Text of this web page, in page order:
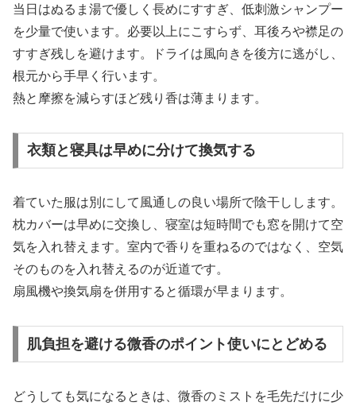
当日はぬるま湯で優しく長めにすすぎ、低刺激シャンプー
を少量で使います。必要以上にこすらず、耳後ろや襟足の
すすぎ残しを避けます。ドライは風向きを後方に逃がし、
根元から手早く行います。
熱と摩擦を減らすほど残り香は薄まります。
衣類と寝具は早めに分けて換気する
着ていた服は別にして風通しの良い場所で陰干しします。
枕カバーは早めに交換し、寝室は短時間でも窓を開けて空
気を入れ替えます。室内で香りを重ねるのではなく、空気
そのものを入れ替えるのが近道です。
扇風機や換気扇を併用すると循環が早まります。
肌負担を避ける微香のポイント使いにとどめる
どうしても気になるときは、微香のミストを毛先だけに少